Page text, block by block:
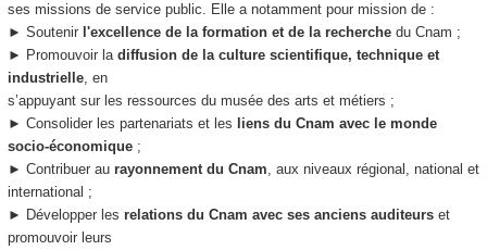
ses missions de service public. Elle a notamment pour mission de :
► Soutenir l'excellence de la formation et de la recherche du Cnam ;
► Promouvoir la diffusion de la culture scientifique, technique et
industrielle, en
s’appuyant sur les ressources du musée des arts et métiers ;
► Consolider les partenariats et les
liens du Cnam avec le monde
socio-économique;
► Contribuer au rayonnement du Cnam, aux niveaux régional, national et
international ;
► Développer les relations du Cnam avec ses anciens auditeurset
promouvoir leurs